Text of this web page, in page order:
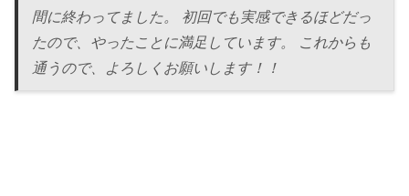
間に終わってました。 初回でも実感できるほどだっ
たので、やったことに満足しています。 これからも
通うので、よろしくお願いします！！